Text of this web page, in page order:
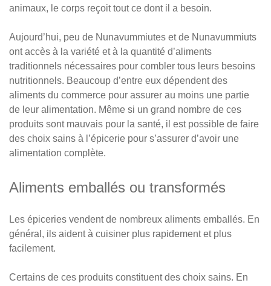
animaux, le corps reçoit tout ce dont il a besoin.
Aujourd’hui, peu de Nunavummiutes et de Nunavummiuts
ont accès à la variété et à la quantité d’aliments
traditionnels nécessaires pour combler tous leurs besoins
nutritionnels. Beaucoup d’entre eux dépendent des
aliments du commerce pour assurer au moins une partie
de leur alimentation. Même si un grand nombre de ces
produits sont mauvais pour la santé, il est possible de faire
des choix sains à l’épicerie pour s’assurer d’avoir une
alimentation complète.
Aliments emballés ou transformés
Les épiceries vendent de nombreux aliments emballés. En
général, ils aident à cuisiner plus rapidement et plus
facilement.
Certains de ces produits constituent des choix sains. En